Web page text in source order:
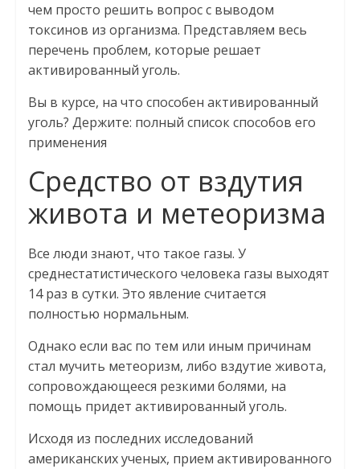
чем просто решить вопрос с выводом
токсинов из организма. Представляем весь
перечень проблем, которые решает
активированный уголь.
Вы в курсе, на что способен активированный
уголь? Держите: полный список способов его
применения
Средство от вздутия
живота и метеоризма
Все люди знают, что такое газы. У
среднестатистического человека газы выходят
14 раз в сутки. Это явление считается
полностью нормальным.
Однако если вас по тем или иным причинам
стал мучить метеоризм, либо вздутие живота,
сопровождающееся резкими болями, на
помощь придет активированный уголь.
Исходя из последних исследований
американских ученых, прием активированного